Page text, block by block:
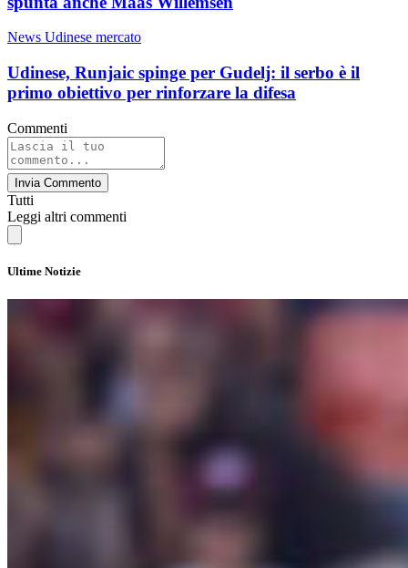
News Udinese mercato
Udinese, Runjaic spinge per Gudelj: il serbo è il
primo obiettivo per rinforzare la difesa
Commenti
Invia Commento
Tutti
Leggi altri commenti
Ultime Notizie